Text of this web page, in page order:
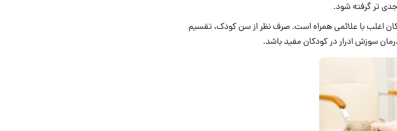
جدی تر گرفته شود.
اغلب با علائمی همراه است. صرف نظر از سن کودک، تقسیم
سوزش ادرار در کودکان مفید باشد.